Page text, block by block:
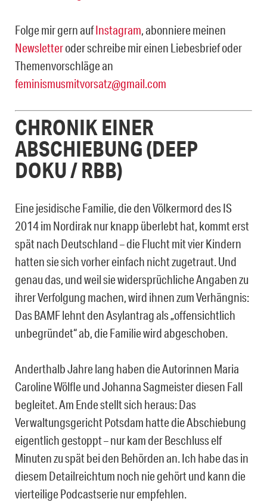
Folge mir gern aufInstagram, abonniere meinen
Newsletteroder schreibe mir einen Liebesbrief oder
Themenvorschläge an
feminismusmitvorsatz@gmail.com
CHRONIK EINER
ABSCHIEBUNG (DEEP
DOKU / RBB)
Eine jesidische Familie, die den Völkermord des IS
2014 im Nordirak nur knapp überlebt hat, kommt erst
spät nach Deutschland – die Flucht mit vier Kindern
hatten sie sich vorher einfach nicht zugetraut. Und
genau das, und weil sie widersprüchliche Angaben zu
ihrer Verfolgung machen, wird ihnen zum Verhängnis:
Das BAMF lehnt den Asylantrag als „offensichtlich
unbegründet“ ab, die Familie wird abgeschoben.
Anderthalb Jahre lang haben die Autorinnen Maria
Caroline Wölfle und Johanna Sagmeister diesen Fall
begleitet. Am Ende stellt sich heraus: Das
Verwaltungsgericht Potsdam hatte die Abschiebung
eigentlich gestoppt – nur kam der Beschluss elf
Minuten zu spät bei den Behörden an. Ich habe das in
diesem Detailreichtum noch nie gehört und kann die
vierteilige Podcastserie nur empfehlen.